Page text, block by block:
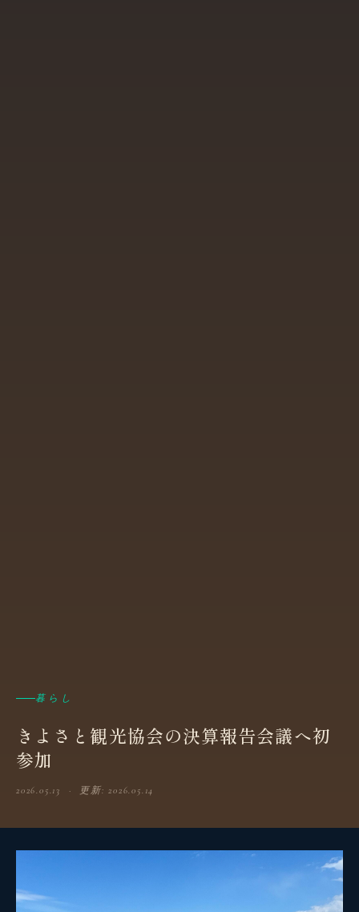
暮らし
きよさと観光協会の決算報告会議へ初
参加
2026.05.13 · 更新: 2026.05.14